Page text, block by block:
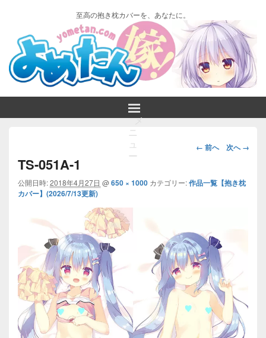
至高の抱き枕カバーを、あなたに。
メ
ニ
ュ
ー
画
ビ
ョ
ン
← 前へ 次へ →
TS-051A-1
公開日時:2018年4月27日 @650 × 1000 カテゴリー:作品一覧【抱き枕
カバー】(2026/7/13更新)